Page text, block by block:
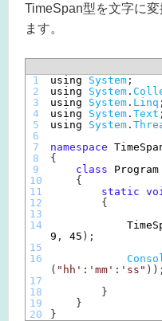
TimeSpan型を文字に
ます。
1
2
3
4
5
6
7
8
9
10
11
12
13
14
15
16
17
18
19
20
using System ;
using System .
using System . Linq ;
using System . Text ;
using System .
namespace
{
class
Program
{
static
{
9 , 45 ) ;
( "hh':'mm':'ss" ) ) ;
}
}
}